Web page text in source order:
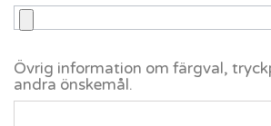
Övrig information om färgval,
andra önskemål.